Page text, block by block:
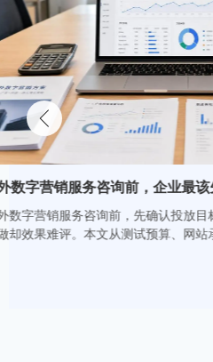
本地化精准营销
不加
134小语
微信/电话/
智能DNS解析
立即体
Q：
么不同？
立即
AI建站快速上线前，哪
AI建站快速上线前，别只追求
们、联系页、表单、CTA、移
可。了解哪些页面和功能不能省
